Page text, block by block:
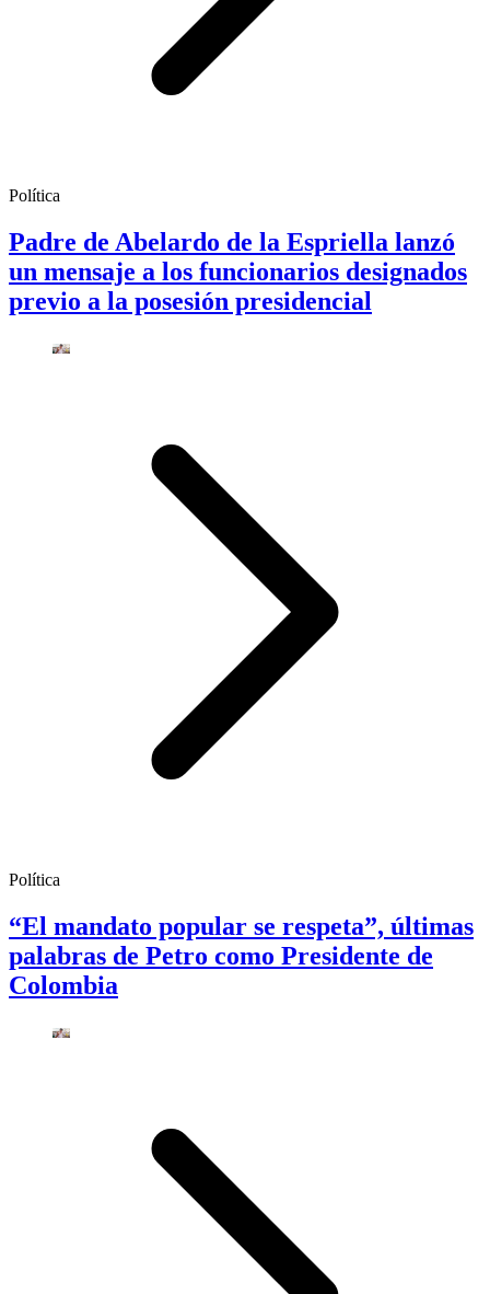
Política
Padre de Abelardo de la Espriella lanzó
un mensaje a los funcionarios designados
previo a la posesión presidencial
Política
“El mandato popular se respeta”, últimas
palabras de Petro como Presidente de
Colombia